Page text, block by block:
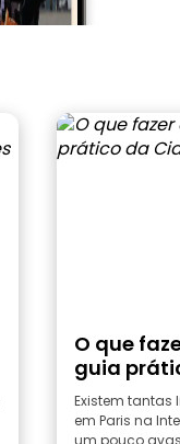
O que
guia
Luz
Existem tantas
em Paris na